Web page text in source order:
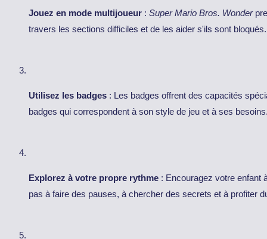
Jouez en mode multijoueur : Super Mario Bros. Wonder
travers les sections difficiles et de les aider s'ils sont bloqués.
Utilisez les badges : Les badges offrent des capacités
badges qui correspondent à son style de jeu et à ses
Explorez à votre propre rythme : Encouragez votre enfant
pas à faire des pauses, à chercher des secrets et à profiter